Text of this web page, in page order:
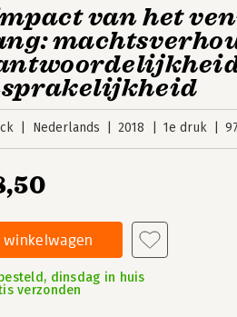
van het
Nederlands 2018 1e druk
winkelwagen
dinsdag in huis
verzonden